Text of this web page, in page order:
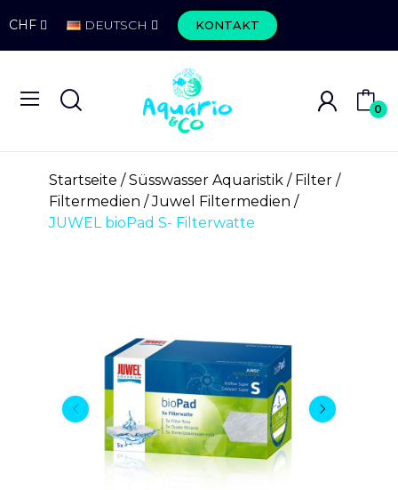
CHF DEUTSCH KONTAKT
0
Startseite Süsswasser Aquaristik
Filter
Filtermedien
Juwel Filtermedien
JUWEL bioPad S- Filterwatte